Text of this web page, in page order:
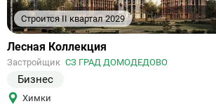
Строится II квартал 2029
Ссылка
объект
Лесная Коллекция
Застройщик СЗ ГРАД ДОМОДЕДОВО
Бизнес
Химки